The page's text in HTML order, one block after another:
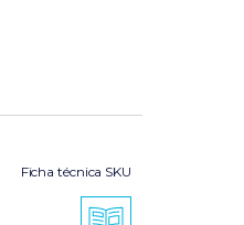
Ficha técnica SKU